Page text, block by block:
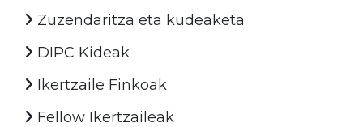
Zuzendaritza eta kudeaketa
DIPC Kideak
Ikertzaile Finkoak
Fellow Ikertzaileak